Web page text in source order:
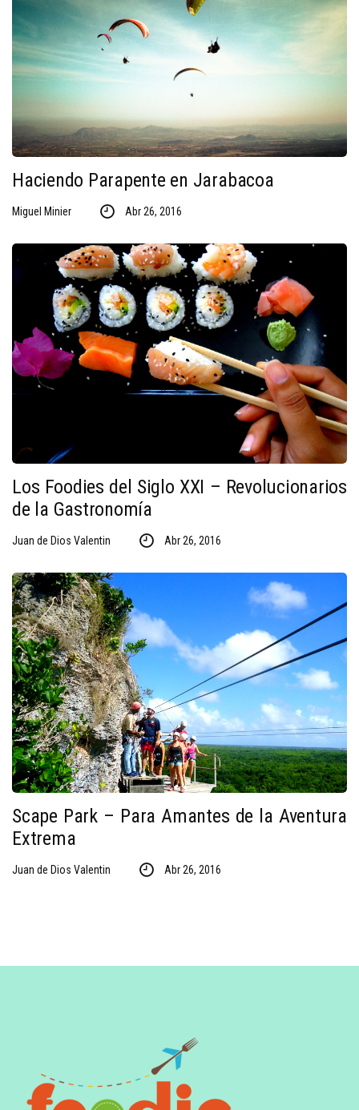
Haciendo Parapente en Jarabacoa
Miguel Minier Abr 26, 2016
Los Foodies del Siglo XXI – Revolucionarios
de la Gastronomía
Juan de Dios Valentin Abr 26, 2016
Scape Park – Para Amantes de la Aventura
Extrema
Juan de Dios Valentin Abr 26, 2016